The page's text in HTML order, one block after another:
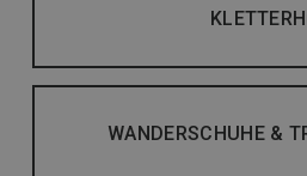
WANDERSCHUHE &